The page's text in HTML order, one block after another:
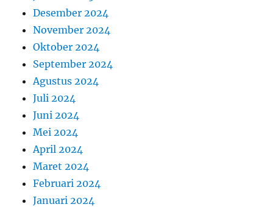
Desember 2024
November 2024
Oktober 2024
September 2024
Agustus 2024
Juli 2024
Juni 2024
Mei 2024
April 2024
Maret 2024
Februari 2024
Januari 2024